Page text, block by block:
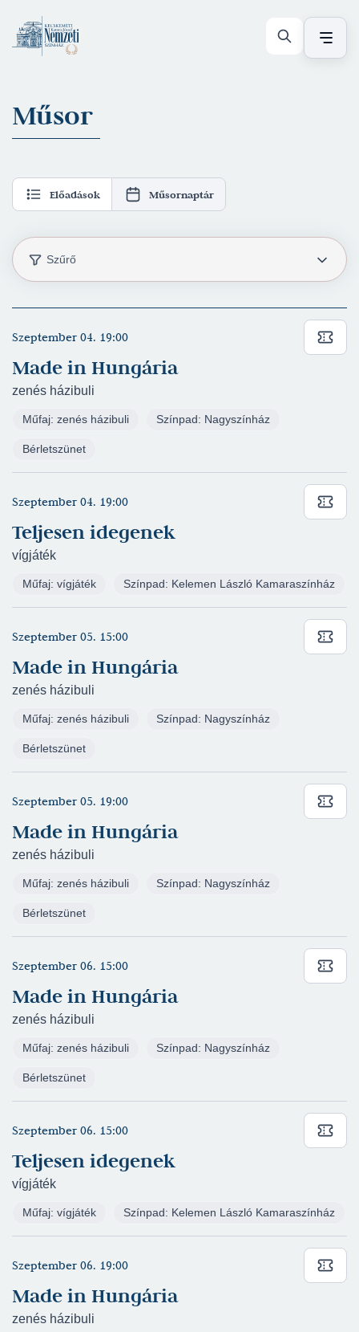
Műsor
Előadások Műsornaptár
Szűrő
Hónap
Premierek
Továbbra is műsoron
SZÍN-TÁR
Szeptember 04. 19:00
Made in Hungária
zenés házibuli
Műfaj: zenés házibuli Színpad: Nagyszínház
Bérletszünet
Szeptember 04. 19:00
Teljesen idegenek
vígjáték
Műfaj: vígjáték Színpad: Kelemen László Kamaraszínház
Szeptember 05. 15:00
Made in Hungária
zenés házibuli
Műfaj: zenés házibuli Színpad: Nagyszínház
Bérletszünet
Szeptember 05. 19:00
Made in Hungária
zenés házibuli
Műfaj: zenés házibuli Színpad: Nagyszínház
Bérletszünet
Szeptember 06. 15:00
Made in Hungária
zenés házibuli
Műfaj: zenés házibuli Színpad: Nagyszínház
Bérletszünet
Szeptember 06. 15:00
Teljesen idegenek
vígjáték
Műfaj: vígjáték Színpad: Kelemen László Kamaraszínház
Szeptember 06. 19:00
Made in Hungária
zenés házibuli